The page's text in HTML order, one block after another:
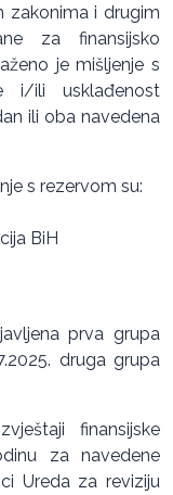
zakonima i drugim
za finansijsko
je mišljenje s
i/ili usklađenost
ili oba navedena
s rezervom su:
BiH
prva grupa
druga grupa
finansijske
za navedene
Ureda za reviziju